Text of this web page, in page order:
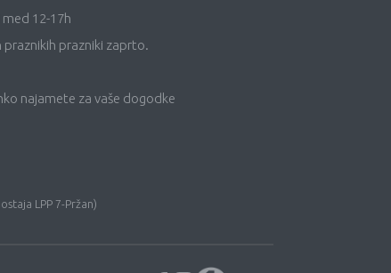
med 12-17h
praznikih prazniki zaprto.
najamete za vaše dogodke
LPP 7-Pržan)